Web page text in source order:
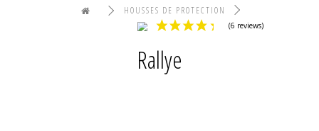
HOUSSES DE PROTECTION
HOUSSES EXTÉRIEURES
RALLYE
Rallye